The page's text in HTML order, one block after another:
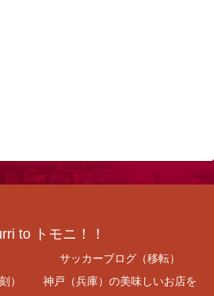
to トモニ！！
サッカーブログ（移転）
）
神戸（兵庫）の美味しいお店を